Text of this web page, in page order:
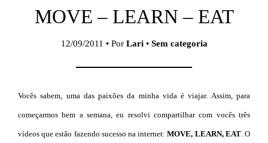
MOVE – LEARN – EAT
12/09/2011 • Por Lari• Sem categoria
Vocês sabem, uma das paixões da minha vida é viajar. Assim, para
começarmos bem a semana, eu resolvi compartilhar com vocês três
vídeos que estão fazendo sucesso na internet:MOVE, LEARN, EAT. O